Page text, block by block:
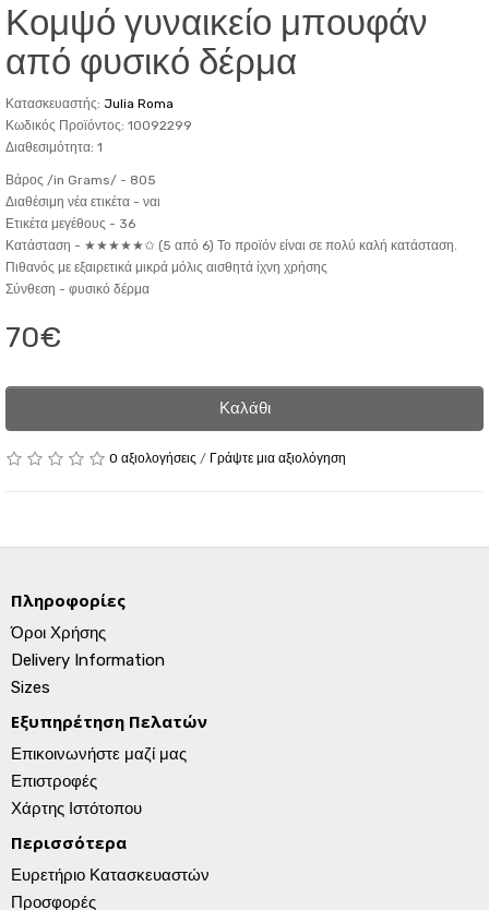
Κομψό γυναικείο μπουφάν
από φυσικό δέρμα
Κατασκευαστής: Julia Roma
Κωδικός Προϊόντος: 10092299
Διαθεσιμότητα: 1
Βάρος /in Grams/ - 805
Διαθέσιμη νέα ετικέτα - ναι
Ετικέτα μεγέθους - 36
Κατάσταση - ★★★★★✩ (5 από 6) Το προϊόν είναι σε πολύ καλή κατάσταση.
Πιθανός με εξαιρετικά μικρά μόλις αισθητά ίχνη χρήσης
Σύνθεση - φυσικό δέρμα
70€
Καλάθι
0 αξιολογήσεις / Γράψτε μια αξιολόγηση
Πληροφορίες
Όροι Χρήσης
Delivery Information
Sizes
Εξυπηρέτηση Πελατών
Επικοινωνήστε μαζί μας
Επιστροφές
Χάρτης Ιστότοπου
Περισσότερα
Ευρετήριο Κατασκευαστών
Προσφορές